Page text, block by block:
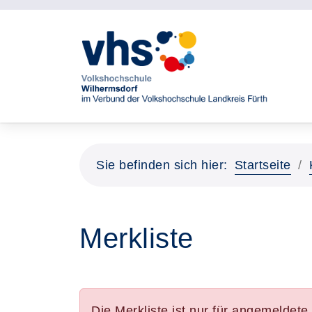
Sie befinden sich hier: Startseite
Merkliste